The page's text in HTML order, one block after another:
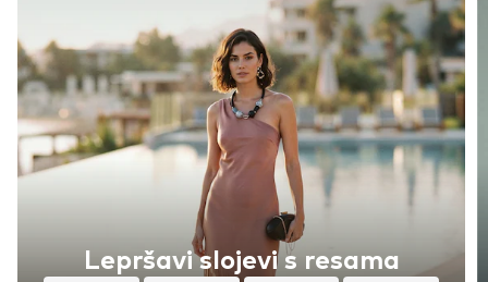
Lepršavi slojevi s resama